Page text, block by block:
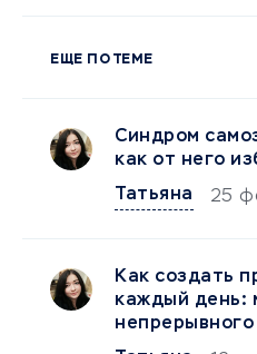
ЕЩЕ ПО ТЕМЕ
Синдром
как от него
Татьяна
25
Как создать
каждый день:
непрерывного